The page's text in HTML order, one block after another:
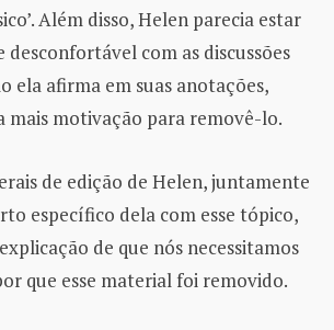
Além disso, Helen parecia estar
com as discussões
ela afirma em suas anotações,
mais motivação para removê-lo.
de edição de Helen, juntamente
específico dela com esse tópico,
de que nós necessitamos
que esse material foi removido.